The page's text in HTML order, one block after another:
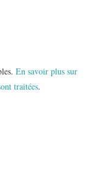
En savoir plus sur
traitées.